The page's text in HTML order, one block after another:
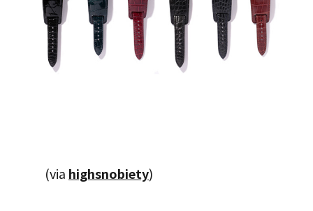
(via highsnobiety)